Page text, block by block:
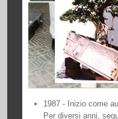
1987 - Inizio come
Per diversi anni,